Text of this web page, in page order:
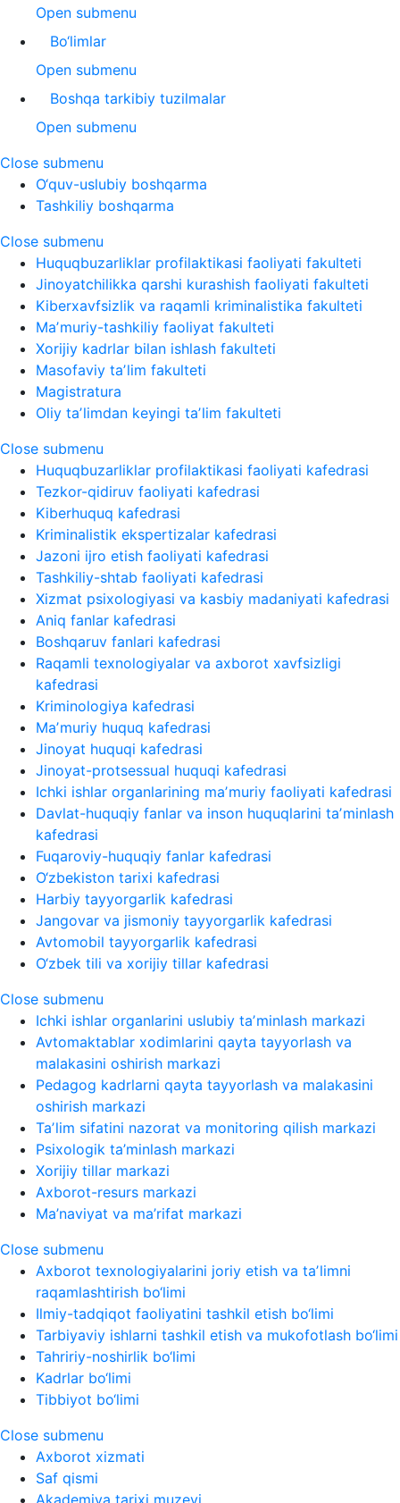
Open submenu
Bo‘limlar
Open submenu
Boshqa tarkibiy tuzilmalar
Open submenu
Close submenu
O‘quv-uslubiy boshqarma
Tashkiliy boshqarma
Close submenu
Huquqbuzarliklar profilaktikasi faoliyati fakulteti
Jinoyatchilikka qarshi kurashish faoliyati fakulteti
Kiberxavfsizlik va raqamli kriminalistika fakulteti
Maʼmuriy-tashkiliy faoliyat fakulteti
Xorijiy kadrlar bilan ishlash fakulteti
Masofaviy taʼlim fakulteti
Magistratura
Oliy taʼlimdan keyingi taʼlim fakulteti
Close submenu
Huquqbuzarliklar profilaktikasi faoliyati kafedrasi
Tezkor-qidiruv faoliyati kafedrasi
Kiberhuquq kafedrasi
Kriminalistik ekspertizalar kafedrasi
Jazoni ijro etish faoliyati kafedrasi
Tashkiliy-shtab faoliyati kafedrasi
Xizmat psixologiyasi va kasbiy madaniyati kafedrasi
Aniq fanlar kafedrasi
Boshqaruv fanlari kafedrasi
Raqamli texnologiyalar va axborot xavfsizligi
kafedrasi
Kriminologiya kafedrasi
Maʼmuriy huquq kafedrasi
Jinoyat huquqi kafedrasi
Jinoyat-protsessual huquqi kafedrasi
Ichki ishlar organlarining maʼmuriy faoliyati kafedrasi
Davlat-huquqiy fanlar va inson huquqlarini taʼminlash
kafedrasi
Fuqaroviy-huquqiy fanlar kafedrasi
O‘zbekiston tarixi kafedrasi
Harbiy tayyorgarlik kafedrasi
Jangovar va jismoniy tayyorgarlik kafedrasi
Avtomobil tayyorgarlik kafedrasi
O‘zbek tili va xorijiy tillar kafedrasi
Close submenu
Ichki ishlar organlarini uslubiy taʼminlash markazi
Avtomaktablar xodimlarini qayta tayyorlash va
malakasini oshirish markazi
Pedagog kadrlarni qayta tayyorlash va malakasini
oshirish markazi
Taʼlim sifatini nazorat va monitoring qilish markazi
Psixologik ta’minlash markazi
Xorijiy tillar markazi
Axborot-resurs markazi
Ma’naviyat va ma’rifat markazi
Close submenu
Axborot texnologiyalarini joriy etish va taʼlimni
raqamlashtirish bo‘limi
Ilmiy-tadqiqot faoliyatini tashkil etish bo‘limi
Tarbiyaviy ishlarni tashkil etish va mukofotlash bo‘limi
Tahririy-noshirlik bo‘limi
Kadrlar bo‘limi
Tibbiyot bo‘limi
Close submenu
Axborot xizmati
Saf qismi
Akademiya tarixi muzeyi